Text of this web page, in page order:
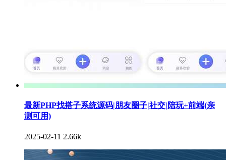
最新PHP找搭子系统源码|朋友圈子|社交|陪玩+前端(亲
测可用)
2025-02-11 2.66k